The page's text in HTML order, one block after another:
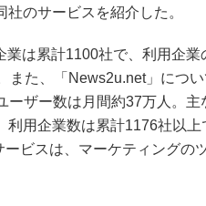
のサービスを紹介した。
は累計1100社で、利用企業
また、「News2u.net」につ
ーザー数は月間約37万人。主
利用企業数は累計1176社以
ビスは、マーケティングの